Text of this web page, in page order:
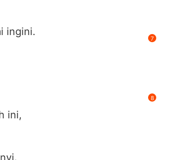
ingini.
ini,
7
8